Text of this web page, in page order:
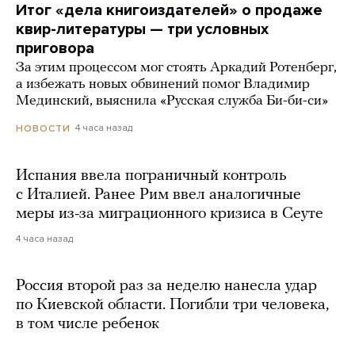
Итог «дела книгоиздателей» о продаже
квир-литературы — три условных
приговора
За этим процессом мог стоять Аркадий Ротенберг,
а избежать новых обвинений помог Владимир
Мединский, выяснила «Русская служба Би-би-си»
НОВОСТИ 4 часа назад
Испания ввела пограничный контроль
с Италией. Ранее Рим ввел аналогичные
меры из-за миграционного кризиса в Сеуте
4 часа назад
Россия второй раз за неделю нанесла удар
по Киевской области. Погибли три человека,
в том числе ребенок